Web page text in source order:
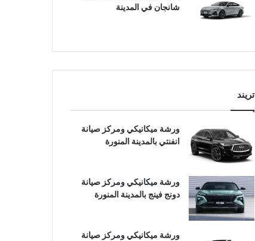
شانجان في المدينة
تريند
ورشة ميكانيكي ومركز صيانة
انفنتي بالمدينة المنورة
ورشة ميكانيكي ومركز صيانة
دونج فينج بالمدينة المنورة
ورشة ميكانيكي ومركز صيانة